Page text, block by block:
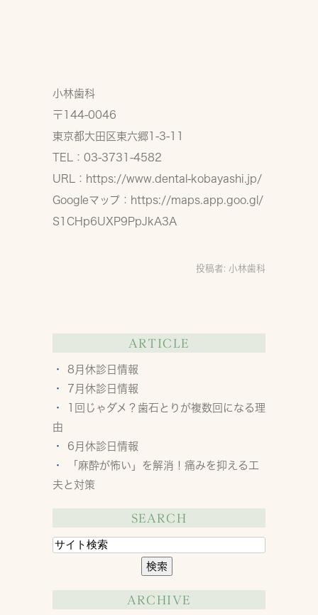
小林歯科
〒144-0046
東京都大田区東六郷1-3-11
TEL：03-3731-4582
URL： https://www.dental-kobayashi.jp/
Googleマップ： https://maps.app.goo.gl/
S1CHp6UXP9PpJkA3A
投稿者: 小林歯科
ARTICLE
8月休診日情報
7月休診日情報
1回じゃダメ？歯石とりが複数回になる理
由
6月休診日情報
「麻酔が怖い」を解消！痛みを抑える工
夫と対策
SEARCH
ARCHIVE